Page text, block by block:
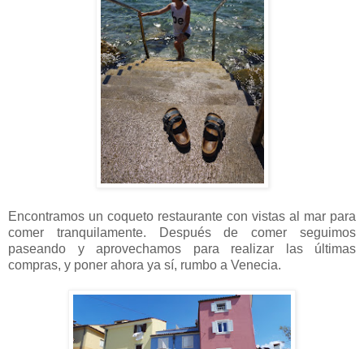
Encontramos un coqueto restaurante con vistas al mar para
comer tranquilamente. Después de comer seguimos
paseando y aprovechamos para realizar las últimas
compras, y poner ahora ya sí, rumbo a Venecia.